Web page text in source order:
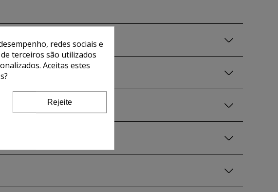
redes sociais e
terceiros são utilizados
Aceitas estes
Rejeite